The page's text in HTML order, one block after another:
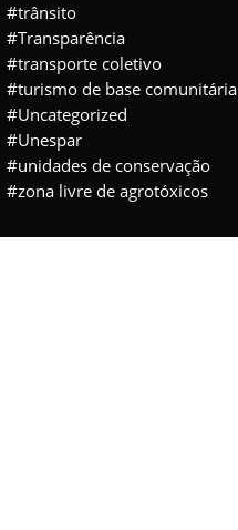
trânsito
Transparência
transporte coletivo
turismo de base comunitária
Uncategorized
Unespar
unidades de conservação
zona livre de agrotóxicos